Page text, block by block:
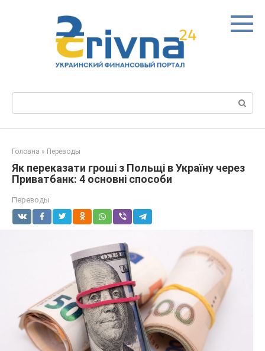
Пошук:
Головна » Переводы
Як переказати гроші з Польщі в Україну через
Приватбанк: 4 основні способи
Переводы